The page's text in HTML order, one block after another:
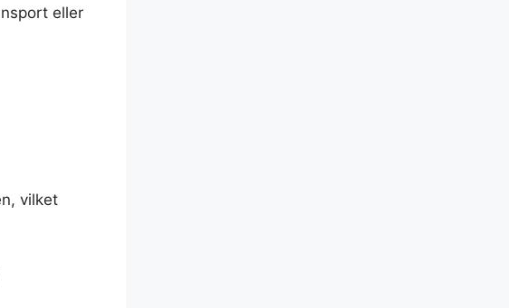
eller
vilket